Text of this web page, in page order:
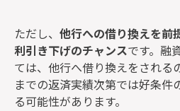
ただし、 他行への借り換えを前
利引き下げのチャンスです。融
ては、他行へ借り換えをされる
までの返済実績次第では好条件
る可能性があります。